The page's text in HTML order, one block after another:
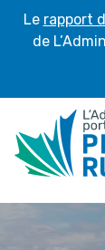
Le rapport
de
Accueil/